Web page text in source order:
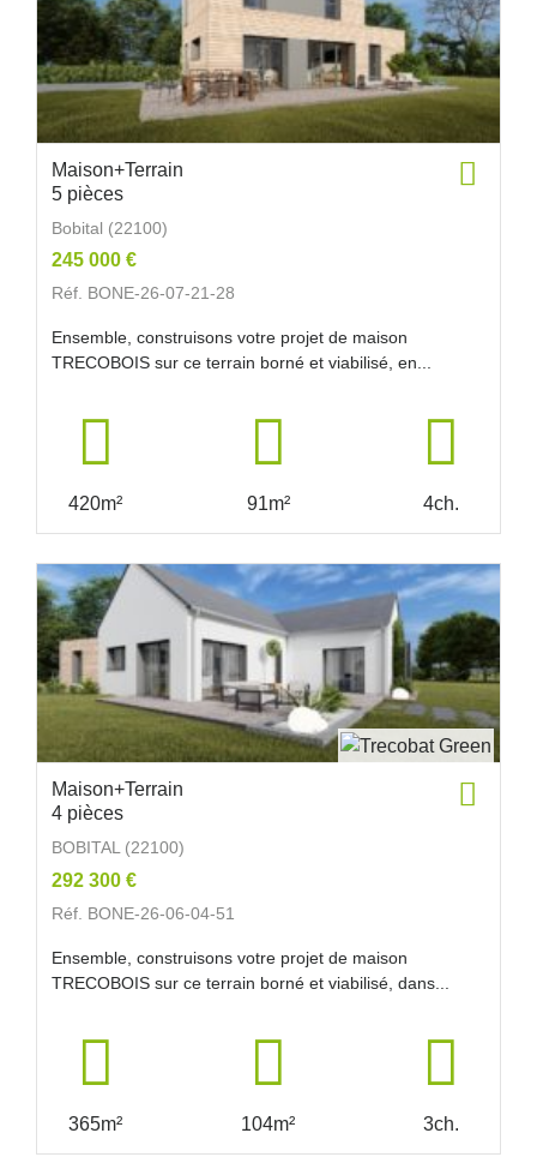
Maison+Terrain
5 pièces
Bobital (22100)
245 000 €
Réf. BONE-26-07-21-28
Ensemble, construisons votre projet de maison
TRECOBOIS sur ce terrain borné et viabilisé, en...
420m² 91m² 4ch.
Maison+Terrain
4 pièces
BOBITAL (22100)
292 300 €
Réf. BONE-26-06-04-51
Ensemble, construisons votre projet de maison
TRECOBOIS sur ce terrain borné et viabilisé, dans...
365m² 104m² 3ch.